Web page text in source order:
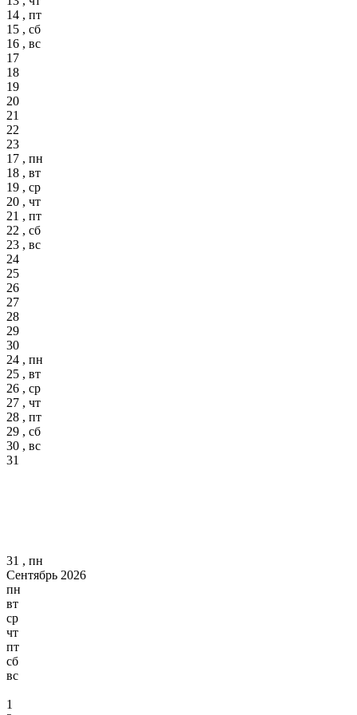
14 , пт
15 , сб
16 , вс
17
18
19
20
21
22
23
17 , пн
18 , вт
19 , ср
20 , чт
21 , пт
22 , сб
23 , вс
24
25
26
27
28
29
30
24 , пн
25 , вт
26 , ср
27 , чт
28 , пт
29 , сб
30 , вс
31
31 , пн
Сентябрь 2026
пн
вт
ср
чт
пт
сб
вс
1